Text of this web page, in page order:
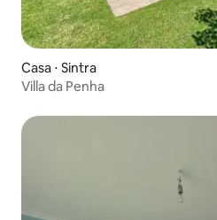
Casa ⋅ Sintra
Villa da Penha